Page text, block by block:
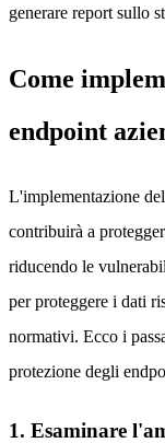
generare report sullo
Come
endpoint
L'implementazione
contribuirà a
riducendo le
per proteggere i dati
normativi. Ecco i
protezione degli
1. Esaminare